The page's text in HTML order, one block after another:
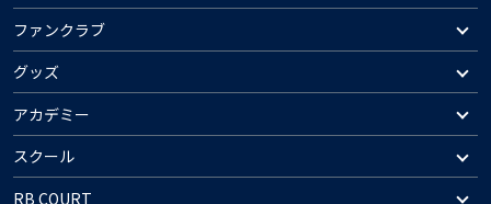
ファンクラブ
グッズ
アカデミー
スクール
RB COURT